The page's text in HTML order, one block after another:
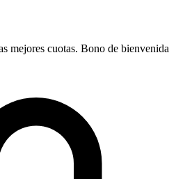
mejores cuotas. Bono de bienvenida